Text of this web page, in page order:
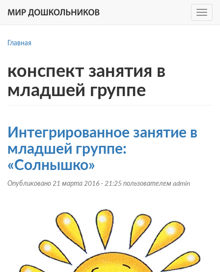
Toggle
Главная
конспект занятия в
младшей группе
Интегрированное занятие в
младшей группе:
«Солнышко»
Опубликовано 21 марта 2016 - 21:25 пользователем admin